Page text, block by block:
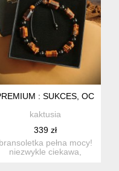
: SUKCES,
kaktusia
339 zł
bransoletka pełna mocy!
niezwykle ciekawa,